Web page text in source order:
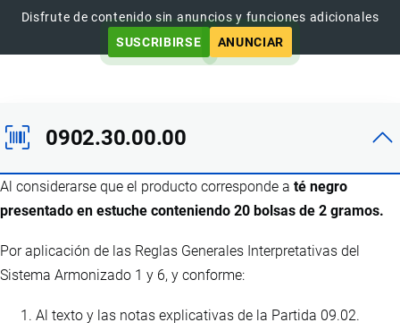
Disfrute de contenido sin anuncios y funciones adicionales
SUSCRIBIRSE
ANUNCIAR
0902.30.00.00
Al considerarse que el producto corresponde a té negro
presentado en estuche conteniendo 20 bolsas de 2 gramos.
Por aplicación de las Reglas Generales Interpretativas del
Sistema Armonizado 1 y 6, y conforme:
Al texto y las notas explicativas de la Partida 09.02.